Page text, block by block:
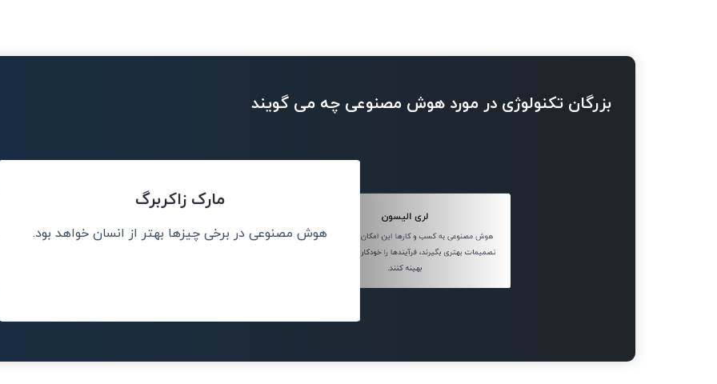
بزرگان تکنولوژی در مورد هوش مصنوعی چه می گویند
لری الیسون
هوش مصنوعی به کسب و کارها این امکان را می دهد که
تصمیمات بهتری بگیرند، فرآیندها را خودکار کنند و نتایج را
بهینه کنند.
مارک زاکربرگ
هوش مصنوعی در برخی چیزها بهتر از انسان خواهد بود.هوش مصنوعی